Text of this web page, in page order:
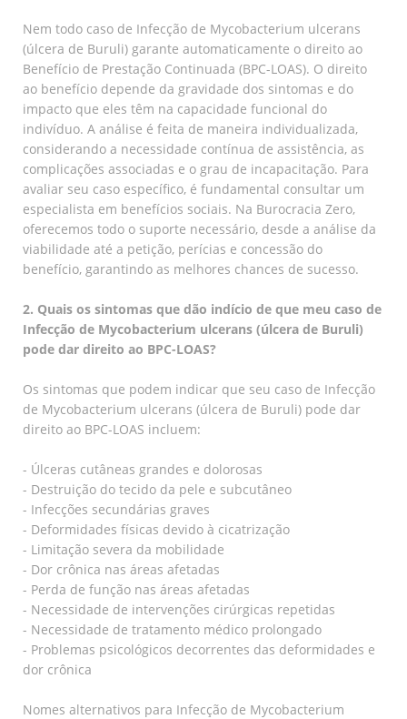
Nem todo caso de Infecção de Mycobacterium ulcerans
(úlcera de Buruli) garante automaticamente o direito ao
Benefício de Prestação Continuada (BPC-LOAS). O direito
ao benefício depende da gravidade dos sintomas e do
impacto que eles têm na capacidade funcional do
indivíduo. A análise é feita de maneira individualizada,
considerando a necessidade contínua de assistência, as
complicações associadas e o grau de incapacitação. Para
avaliar seu caso específico, é fundamental consultar um
especialista em benefícios sociais. Na Burocracia Zero,
oferecemos todo o suporte necessário, desde a análise da
viabilidade até a petição, perícias e concessão do
benefício, garantindo as melhores chances de sucesso.
2. Quais os sintomas que dão indício de que meu caso de
Infecção de Mycobacterium ulcerans (úlcera de Buruli)
pode dar direito ao BPC-LOAS?
Os sintomas que podem indicar que seu caso de Infecção
de Mycobacterium ulcerans (úlcera de Buruli) pode dar
direito ao BPC-LOAS incluem:
- Úlceras cutâneas grandes e dolorosas
- Destruição do tecido da pele e subcutâneo
- Infecções secundárias graves
- Deformidades físicas devido à cicatrização
- Limitação severa da mobilidade
- Dor crônica nas áreas afetadas
- Perda de função nas áreas afetadas
- Necessidade de intervenções cirúrgicas repetidas
- Necessidade de tratamento médico prolongado
- Problemas psicológicos decorrentes das deformidades e
dor crônica
Nomes alternativos para Infecção de Mycobacterium